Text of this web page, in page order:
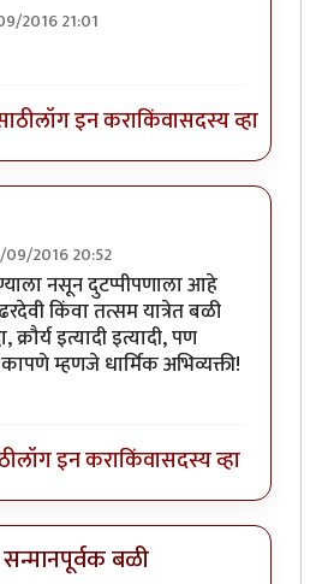
2016 21:01
लॉग इन कराकिंवासदस्य व्हा
09/2016 20:52
बळीbyआजानुकर्ण
नसून दुटप्पीपणाला आहे
किंवा तत्सम यात्रेत बळी
इत्यादी इत्यादी, पण
म्हणजे धार्मिक अभिव्यक्ती!
लॉग इन कराकिंवासदस्य व्हा
बळी